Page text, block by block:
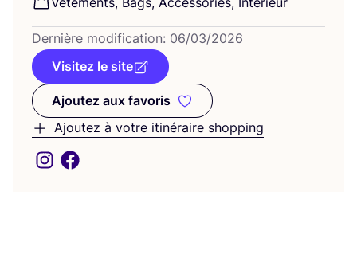
Der­nière modi­fi­ca­tion: 06/03/2026
Visitez le site
Ajoutez aux favoris
Ajoutez aux favoris
Ajoutez à votre itinéraire shopping